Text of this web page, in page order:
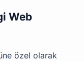
Web
özel olarak